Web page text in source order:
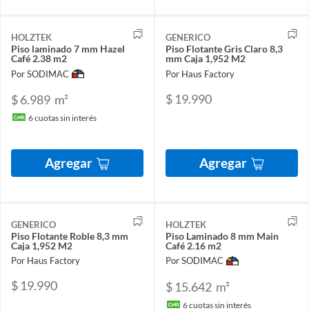
HOLZTEK
Piso laminado 7 mm Hazel
Café 2.38 m2
Por SODIMAC
$ 6.989 m²
6cuotas sin interés
Agregar
GENERICO
Piso Flotante Gris Claro 8,3
mm Caja 1,952 M2
Por Haus Factory
$ 19.990
Agregar
GENERICO
Piso Flotante Roble 8,3 mm
Caja 1,952 M2
Por Haus Factory
$ 19.990
HOLZTEK
Piso Laminado 8 mm Main
Café 2.16 m2
Por SODIMAC
$ 15.642 m²
6cuotas sin interés